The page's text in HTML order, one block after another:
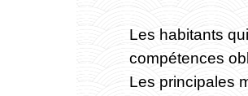
Les habitants
compétences
Les principales